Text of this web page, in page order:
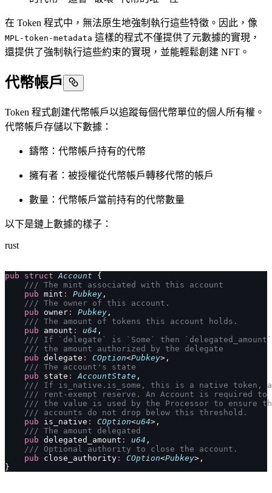
在 Token 程式中，無法原生地強制執行這些特徵。因此，像
MPL-token-metadata 這樣的程式不僅提供了元數據的實現，
還提供了強制執行這些約束的實現，並能輕鬆創建 NFT。
代幣帳戶
Token 程式創建代幣帳戶以追蹤每個代幣單位的個人所有權。
代幣帳戶存儲以下數據：
鑄幣：代幣帳戶持有的代幣
擁有者：被授權從代幣帳戶轉移代幣的帳戶
數量：代幣帳戶當前持有的代幣數量
以下是鏈上數據的樣子：
rust
pub struct Account {
    /// The mint associated with this account
    pub
mint : Pubkey ,
    /// The owner of this account.
    pub
owner : Pubkey ,
    /// The amount of tokens this account holds.
    pub
amount : u64 ,
/// If `delegate` is `Some` then
    /// the amount authorized by the delegate
    pub
delegate : COption<Pubkey>,
    /// The account's state
    pub
state : AccountState ,
/// If is_native.is_some, this is a native token,
/// rent-exempt reserve. An Account is required to
/// the value is used by the Processor to ensure
    /// accounts do not drop below this threshold.
    pub
is_native : COption<u64>,
    /// The amount delegated
    pub
delegated_amount : u64 ,
    /// Optional authority to close the account.
    pub
close_authority : COption<Pubkey>,
}